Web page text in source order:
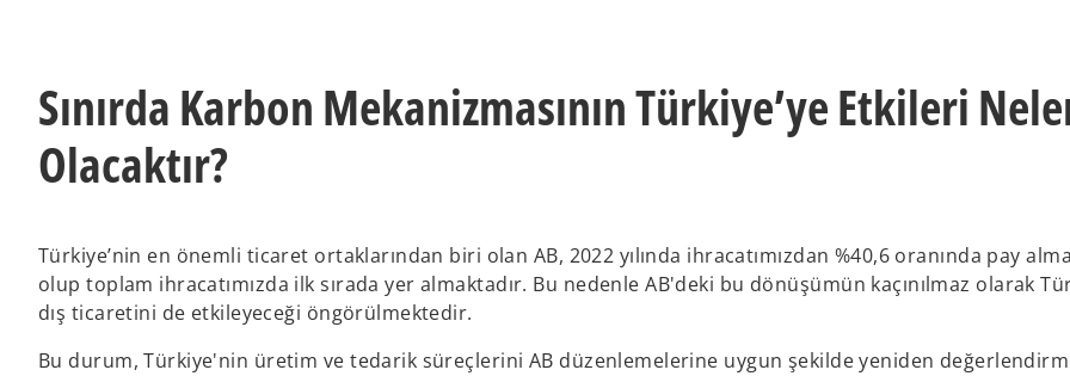
Sınırda Karbon Mekanizmasının Türkiye’ye Etkileri
Olacaktır?
Türkiye’nin en önemli ticaret ortaklarından biri olan AB, 2022 yılında ihracatımızdan %40,6 oranında pay
olup toplam ihracatımızda ilk sırada yer almaktadır. Bu nedenle AB'deki bu dönüşümün kaçınılmaz olarak
dış ticaretini de etkileyeceği öngörülmektedir.
Bu durum, Türkiye'nin üretim ve tedarik süreçlerini AB düzenlemelerine uygun şekilde yeniden